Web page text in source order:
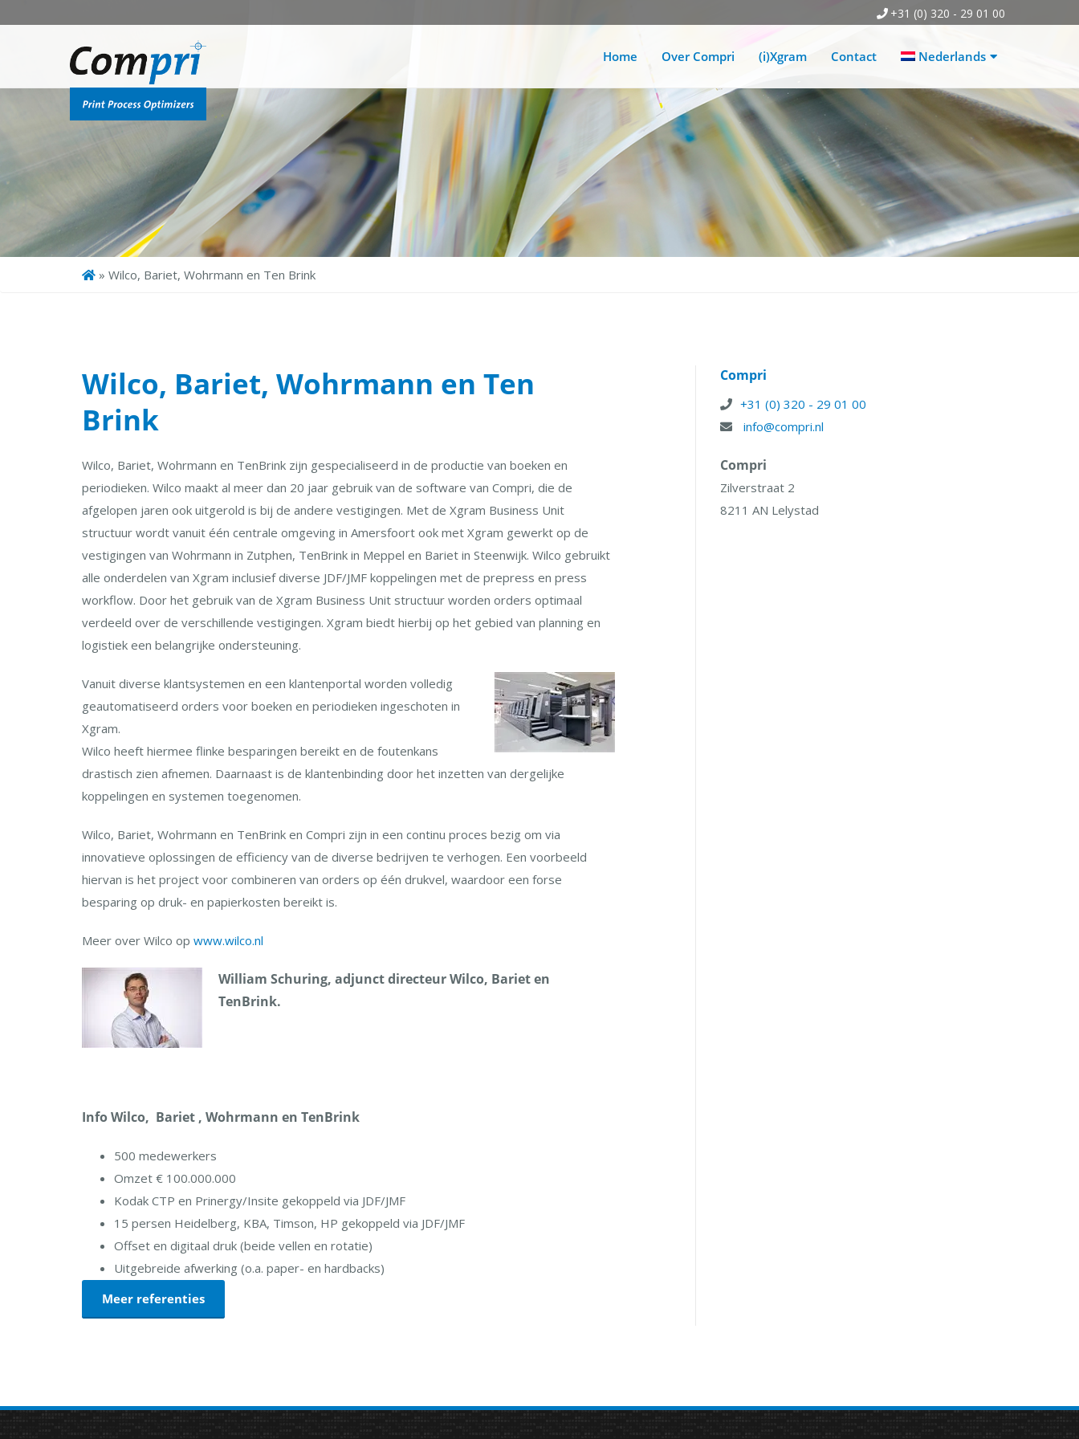
+31 (0) 320 - 29 01 00
Home Over Compri (i)Xgram Contact Nederlands
» Wilco, Bariet, Wohrmann en Ten Brink
Wilco, Bariet, Wohrmann en Ten
Brink
Wilco, Bariet, Wohrmann en TenBrink zijn gespecialiseerd in de productie van boeken en
periodieken. Wilco maakt al meer dan 20 jaar gebruik van de software van Compri, die de
afgelopen jaren ook uitgerold is bij de andere vestigingen. Met de Xgram Business Unit
structuur wordt vanuit één centrale omgeving in Amersfoort ook met Xgram gewerkt op de
vestigingen van Wohrmann in Zutphen, TenBrink in Meppel en Bariet in Steenwijk. Wilco gebruikt
alle onderdelen van Xgram inclusief diverse JDF/JMF koppelingen met de prepress en press
workflow. Door het gebruik van de Xgram Business Unit structuur worden orders optimaal
verdeeld over de verschillende vestigingen. Xgram biedt hierbij op het gebied van planning en
logistiek een belangrijke ondersteuning.
Vanuit diverse klantsystemen en een klantenportal worden volledig
geautomatiseerd orders voor boeken en periodieken ingeschoten in
Xgram.
Wilco heeft hiermee flinke besparingen bereikt en de foutenkans
drastisch zien afnemen. Daarnaast is de klantenbinding door het inzetten van dergelijke
koppelingen en systemen toegenomen.
Wilco, Bariet, Wohrmann en TenBrink en Compri zijn in een continu proces bezig om via
innovatieve oplossingen de efficiency van de diverse bedrijven te verhogen. Een voorbeeld
hiervan is het project voor combineren van orders op één drukvel, waardoor een forse
besparing op druk- en papierkosten bereikt is.
Meer over Wilco op www.wilco.nl
William Schuring, adjunct directeur Wilco, Bariet en
TenBrink.
Info Wilco, Bariet , Wohrmann en TenBrink
500 medewerkers
Omzet € 100.000.000
Kodak CTP en Prinergy/Insite gekoppeld via JDF/JMF
15 persen Heidelberg, KBA, Timson, HP gekoppeld via JDF/JMF
Offset en digitaal druk (beide vellen en rotatie)
Uitgebreide afwerking (o.a. paper- en hardbacks)
Meer referenties
Compri
+31 (0) 320 - 29 01 00
info@compri.nl
Compri
Zilverstraat 2
8211 AN Lelystad